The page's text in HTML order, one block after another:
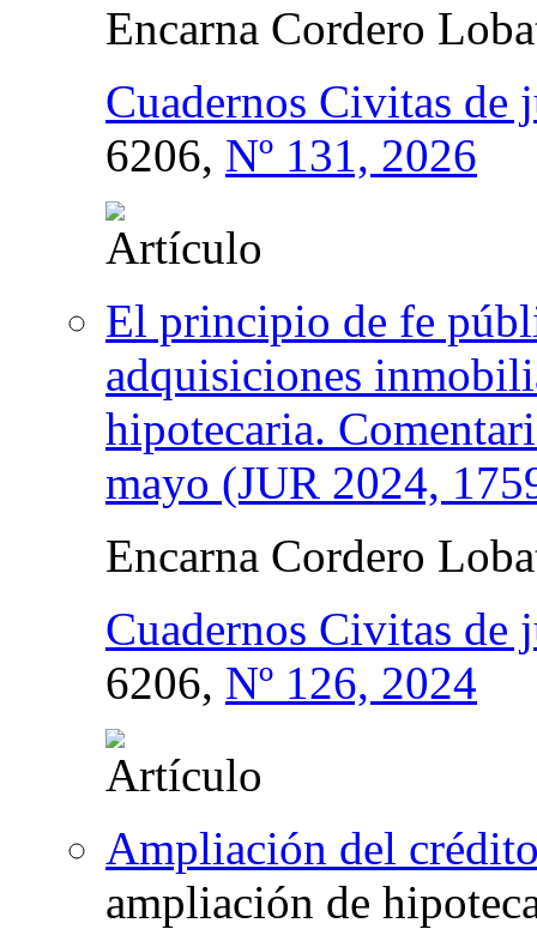
Encarna Cordero
Cuadernos Civitas
6206, Nº 131, 2026
El principio de fe
adquisiciones
hipotecaria.
mayo (JUR 2024,
Encarna Cordero
Cuadernos Civitas
6206, Nº 126, 2024
Ampliación del
ampliación de